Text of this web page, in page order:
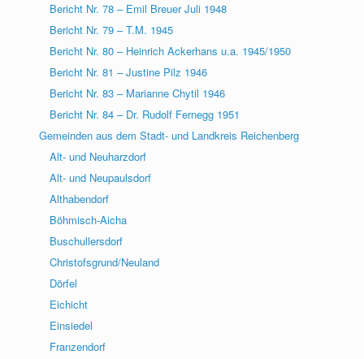
Bericht Nr. 78 – Emil Breuer Juli 1948
Bericht Nr. 79 – T.M. 1945
Bericht Nr. 80 – Heinrich Ackerhans u.a. 1945/1950
Bericht Nr. 81 – Justine Pilz 1946
Bericht Nr. 83 – Marianne Chytil 1946
Bericht Nr. 84 – Dr. Rudolf Fernegg 1951
Gemeinden aus dem Stadt- und Landkreis Reichenberg
Alt- und Neuharzdorf
Alt- und Neupaulsdorf
Althabendorf
Böhmisch-Aicha
Buschullersdorf
Christofsgrund/Neuland
Dörfel
Eichicht
Einsiedel
Franzendorf